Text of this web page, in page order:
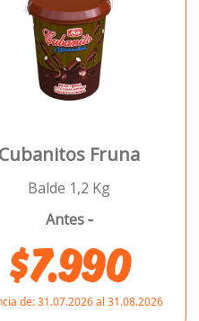
Cubanitos Fruna
Balde 1,2 Kg
Antes-
$7.990
de:31.07.2026 al 31.08.2026